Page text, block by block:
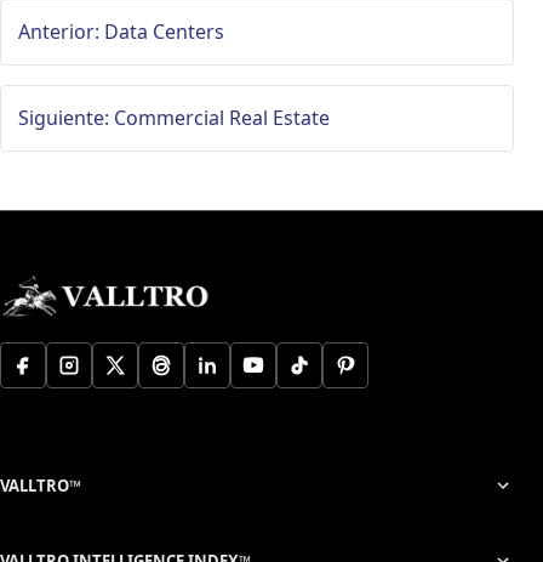
Anterior: Data Centers
Siguiente: Commercial Real Estate
VALLTRO™